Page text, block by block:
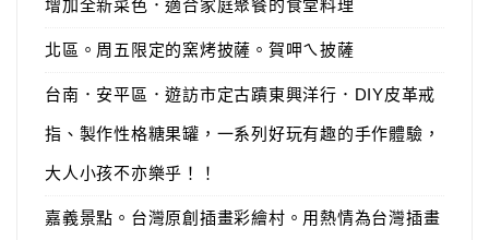
增加全新菜色．適合家庭聚餐的食堂料理
北區。周五限定的窯烤披薩。賀呷ㄟ披薩
台南．安平區．遊訪市定古蹟東興洋行．DIY皮革戒
指、製作性格糖果罐，一系列好玩有趣的手作體驗，
大人小孩不亦樂乎！！
嘉義景點。台灣原創插畫彩繪村。用熱情為台灣插畫